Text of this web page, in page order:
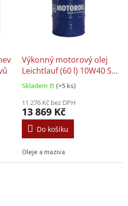
Výkonný motorový olej
Leichtlauf (60 l) 10W40 SL
B3 MB 229.1
Skladem 𖠿 (>5 ks)
11 276 Kč bez DPH
13 869 Kč
Do košíku
Oleje a maziva